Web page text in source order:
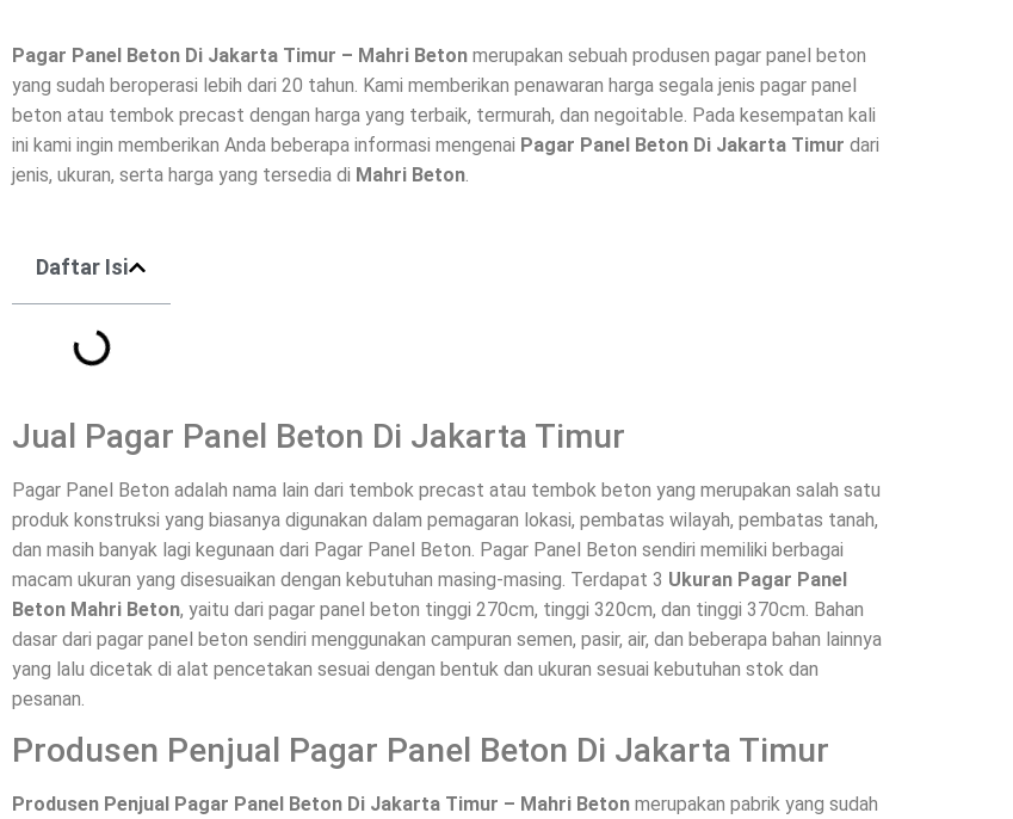
Pagar Panel Beton Di Jakarta Timur – Mahri Beton merupakan sebuah produsen pagar panel beton
yang sudah beroperasi lebih dari 20 tahun. Kami memberikan penawaran harga segala jenis pagar panel
beton atau tembok precast dengan harga yang terbaik, termurah, dan negoitable. Pada kesempatan kali
ini kami ingin memberikan Anda beberapa informasi mengenai Pagar Panel Beton Di Jakarta Timur dari
jenis, ukuran, serta harga yang tersedia di Mahri Beton
Daftar Isi
Jual Pagar Panel Beton Di Jakarta Timur
Pagar Panel Beton adalah nama lain dari tembok precast atau tembok beton yang merupakan salah satu
produk konstruksi yang biasanya digunakan dalam pemagaran lokasi, pembatas wilayah, pembatas tanah,
dan masih banyak lagi kegunaan dari Pagar Panel Beton. Pagar Panel Beton sendiri memiliki berbagai
macam ukuran yang disesuaikan dengan kebutuhan masing-masing. Terdapat 3 Ukuran Pagar Panel
Beton Mahri Beton, yaitu dari pagar panel beton tinggi 270cm, tinggi 320cm, dan tinggi 370cm. Bahan
dasar dari pagar panel beton sendiri menggunakan campuran semen, pasir, air, dan beberapa bahan lainnya
yang lalu dicetak di alat pencetakan sesuai dengan bentuk dan ukuran sesuai kebutuhan stok dan
pesanan.
Produsen Penjual Pagar Panel Beton Di Jakarta Timur
Produsen Penjual Pagar Panel Beton Di Jakarta Timur – Mahri Beton merupakan pabrik yang sudah